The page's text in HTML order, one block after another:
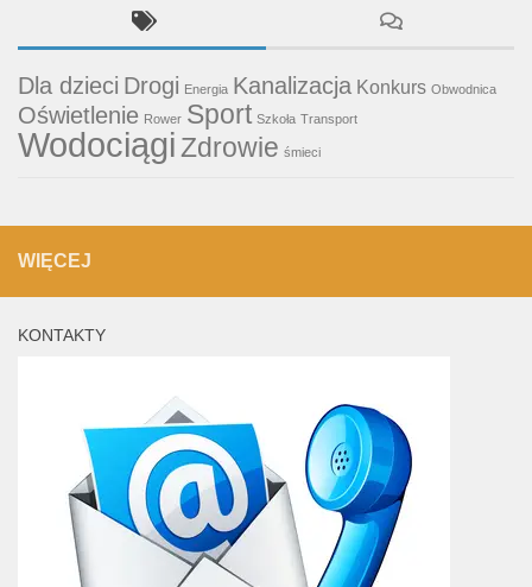
Dla dzieci Drogi Energia Kanalizacja Konkurs Obwodnica
Oświetlenie Rower Sport Szkoła Transport
WodociągiZdrowie śmieci
WIĘCEJ
KONTAKTY